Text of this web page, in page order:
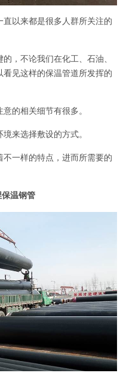
直以来都是很多人群所关注的
，不论我们在化工、石油、
见这样的保温管道所发挥的
的相关细节有很多。
来选择敷设的方式。
不一样的特点，进而所需要的
保温钢管